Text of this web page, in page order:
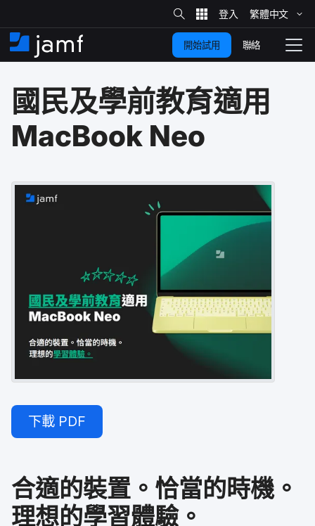
​
至
​
要
​
容
網
站
​搜
尋
繁體​中文
住
家
切
換
開始試用 聯絡
國民​及​學前​教育​適用
MacBook Neo
下載 PDF
合適​的​裝置。​恰當​的​時機。​
理想​的​學習​體驗。